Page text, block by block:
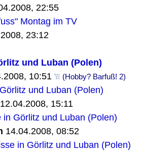
22:55
Montag im TV
23:12
und Luban (Polen)
10:51 (Hobby? Barfuß! 2)
und Luban (Polen)
12.04.2008, 15:11
in Görlitz und Luban (Polen)
14.04.2008, 08:52
in Görlitz und Luban (Polen)